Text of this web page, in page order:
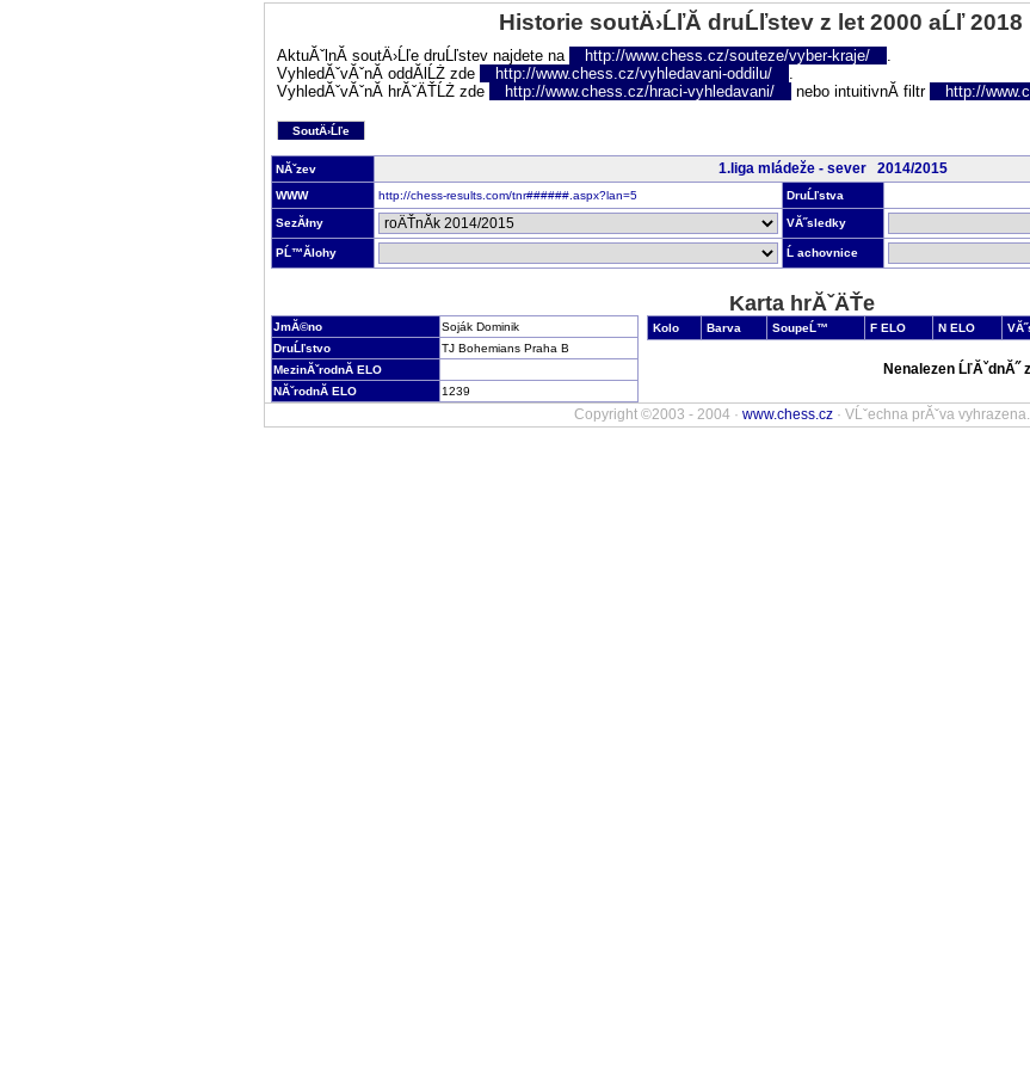
Historie soutÄ›ĹľĂ­ druĹľstev z let 2000 aĹľ 2018
AktuĂˇlnĂ­ soutÄ›Ĺľe druĹľstev najdete na http://www.chess.cz/souteze/vyber-kraje/
.
VyhledĂˇvĂˇnĂ­ oddĂ­lĹŻ zde
http://www.chess.cz/vyhledavani-oddilu/
.
VyhledĂˇvĂˇnĂ­ hrĂˇÄŤĹŻ zde
http://www.chess.cz/hraci-vyhledavani/ nebo intuitivnĂ­ filtr http://
SoutÄ›Ĺľe
NĂˇzev 1.liga mládeže - sever 2014/2015
WWW http://chess-results.com/tnr######.aspx?lan=5 DruĹľstva
SezĂłny VĂ˝sledky
PĹ™Ă­lohy Ĺ achovnice
Karta hrĂˇÄŤe
JmĂ©no
Soják Dominik
DruĹľstvo
TJ Bohemians Praha B
MezinĂˇrodnĂ­ ELO
NĂˇrodnĂ­ ELO
1239
Kolo Barva SoupeĹ™ F ELO N ELO
Nenalezen ĹľĂˇdnĂ˝
Copyright ©2003 - 2004 · www.chess.cz · VĹˇechna prĂˇva vyhrazena.